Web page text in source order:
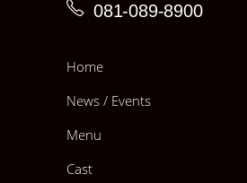
081-089-8900
Home
News / Events
Menu
Cast